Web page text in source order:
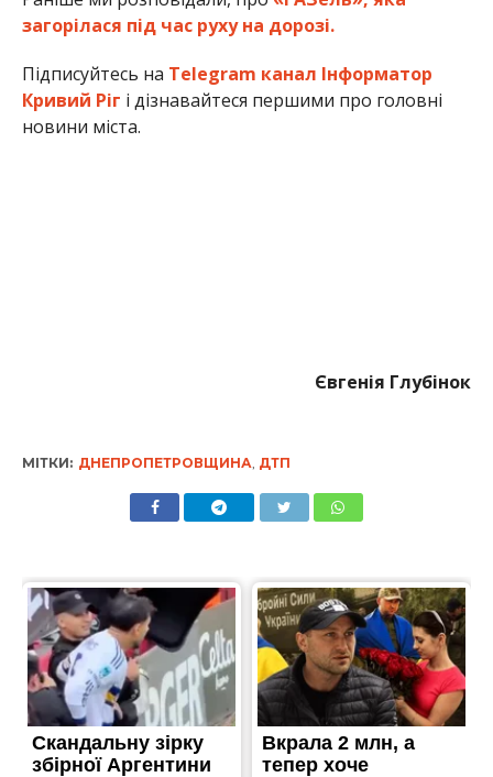
загорілася під час руху на дорозі.
Підписуйтесь на Telegram канал Інформатор
Кривий Ріг і дізнавайтеся першими про головні
новини міста.
Євгенія Глубінок
МІТКИ: ДНЕПРОПЕТРОВЩИНА, ДТП